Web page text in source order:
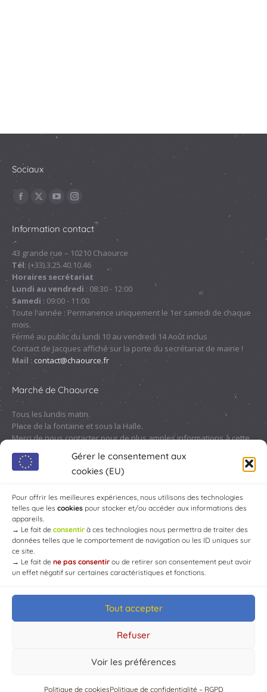
Gérer le consentement aux
cookies (EU)
Pour offrir les meilleures expériences, nous utilisons des technologies
telles que les cookies pour stocker et/ou accéder aux informations des
appareils.
→ Le fait de consentir à ces technologies nous permettra de traiter des
données telles que le comportement de navigation ou les ID uniques sur
ce site.
→ Le fait de ne pas consentir ou de retirer son consentement peut avoir
un effet négatif sur certaines caractéristiques et fonctions.
Tout accepter
Refuser
Voir les préférences
Politique de cookiesPolitique de confidentialité – RGPD
Sociaux
Trouvez nous sur :
La
page
Facebook
s'ouvre
dans
une
nouvelle
fenêtre
La
X
s'ouvre
dans
une
nouvelle
fenêtre
YouTube
s'ouvre
dans
une
nouvelle
fenêtre
La
Instagram
s'ouvre
dans
une
nouvelle
fenêtre
Information contact
43 grande rue – 10210 Chaource
Tél: (+33).3.25.40.10.46
Horaires secrétariat
Lundi au vendredi : 08:30 - 12:00
Samedi : 09:00 - 11:00
Toute l'année : Permanence uniquement le 1er samedi de chaque
mois.
Fermé au public du lundi 10 au vendredi 14 Août inclus
Contact de Jacques affiché sur la porte du secrétariat de mairie !
Mail : contact@chaource.fr
Marché de Chaource
Tous les lundis matin.
Place de la fontaine et sous la Halle.
Merci de nous contacter pour de plus amples informations à cette
© Mairie de Chaource [2004-2024] | Tous droits réservés.
Developed byWEB3-DESIGN